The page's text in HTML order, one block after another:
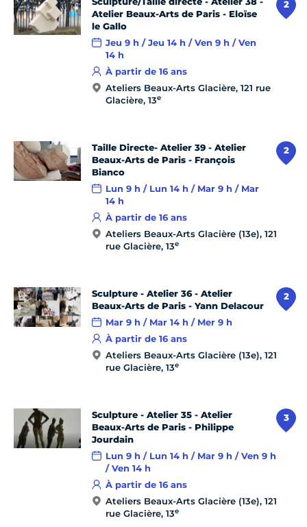
2
Atelier Beaux-Arts de Paris - Eloïse
le Gallo
Jeu 9 h / Jeu 14 h / Ven 9 h / Ven
14 h
À partir de 16 ans
Ateliers Beaux-Arts Glacière, 121 rue
Glacière, 13e
2
Taille Directe- Atelier 39 - Atelier
Beaux-Arts de Paris - François
Bianco
Lun 9 h / Lun 14 h / Mar 9 h / Mar
14 h
À partir de 16 ans
Ateliers Beaux-Arts Glacière (13e), 121
rue Glacière, 13e
2
Sculpture - Atelier 36 - Atelier
Beaux-Arts de Paris - Yann Delacour
Mar 9 h / Mar 14 h / Mer 9 h
À partir de 16 ans
Ateliers Beaux-Arts Glacière (13e), 121
rue Glacière, 13e
3
Sculpture - Atelier 35 - Atelier
Beaux-Arts de Paris - Philippe
Jourdain
Lun 9 h / Lun 14 h / Mar 9 h / Ven 9 h
/ Ven 14 h
À partir de 16 ans
Ateliers Beaux-Arts Glacière (13e), 121
rue Glacière, 13e